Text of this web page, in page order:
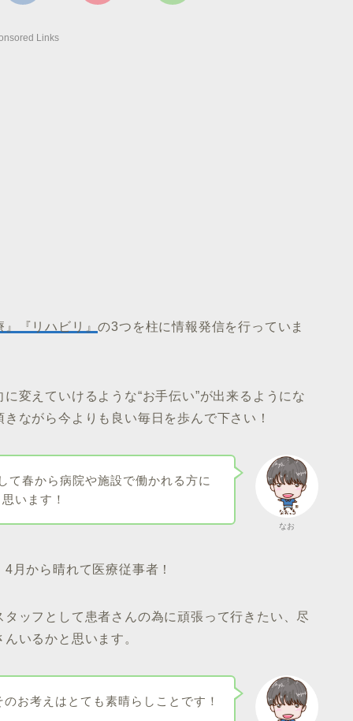
Links
』『リハビリ』の3つを柱に情報発信を行っていま
変えていけるような“お手伝い”が出来るようにな
ながら今よりも良い毎日を歩んで下さい！
なお
て春から病院や施設で働かれる方に
います！
月から晴れて医療従事者！
ッフとして患者さんの為に頑張って行きたい、尽
いるかと思います。
のお考えはとても素晴らしことです！